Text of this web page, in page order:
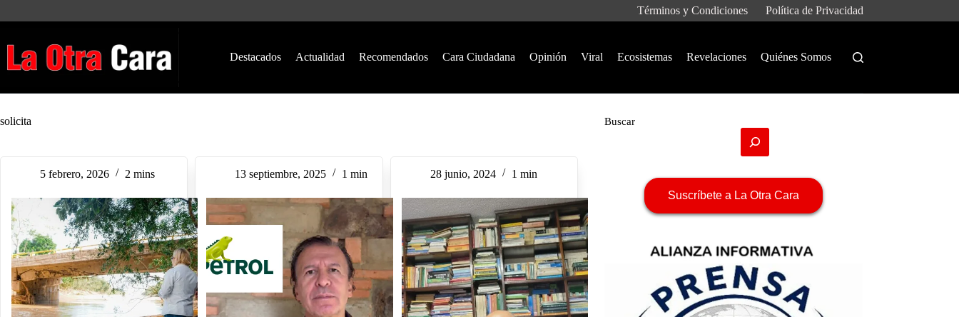
Términos y Condiciones Política de Privacidad
Destacados Actualidad Recomendados Cara Ciudadana Opinión Viral Ecosistemas Revelaciones Quiénes Somos
solicita
5 febrero, 2026 2 mins 13 septiembre, 2025 1 min 28 junio, 2024 1 min
Buscar
Suscríbete a La Otra Cara